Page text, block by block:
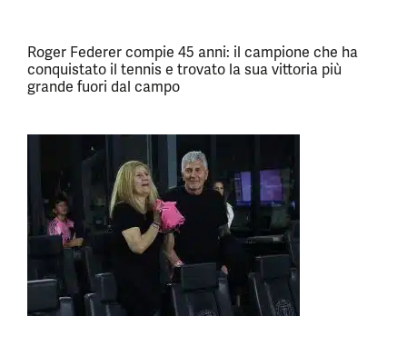
Roger Federer compie 45 anni: il campione che ha
conquistato il tennis e trovato la sua vittoria più
grande fuori dal campo